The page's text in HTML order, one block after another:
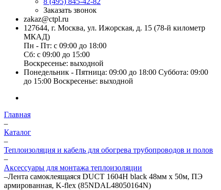
Заказать звонок
zakaz@ctpl.ru
127644, г. Москва, ул. Ижорская, д. 15 (78-й километр
МКАД)
Пн - Пт: с 09:00 до 18:00
Сб: с 09:00 до 15:00
Воскресенье: выходной
Понедельник - Пятница: 09:00 до 18:00 Суббота: 09:00
до 15:00 Воскресенье: выходной
Главная
–
Каталог
–
Теплоизоляция и кабель для обогрева трубопроводов и полов
–
Аксессуары для монтажа теплоизоляции
–Лента самоклеящаяся DUCT 1604H black 48мм х 50м, ПЭ
армированная, K-flex (85NDAL48050164N)